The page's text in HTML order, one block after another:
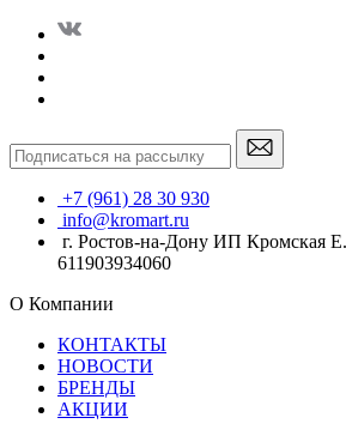
+7 (961) 28 30 930
info@kromart.ru
г. Ростов-на-Дону ИП
611903934060
О Компании
КОНТАКТЫ
НОВОСТИ
БРЕНДЫ
АКЦИИ